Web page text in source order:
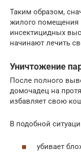
Таким образом,
жилого помещения
инсектицидных
начинают лечить
Уничтожение
После полного
домочадец на
избавляет свою
В подобной
убивает